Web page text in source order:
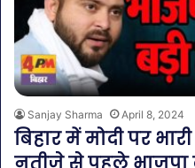
Sanjay Sharma April 8, 2024
बिहार में मोदी पर